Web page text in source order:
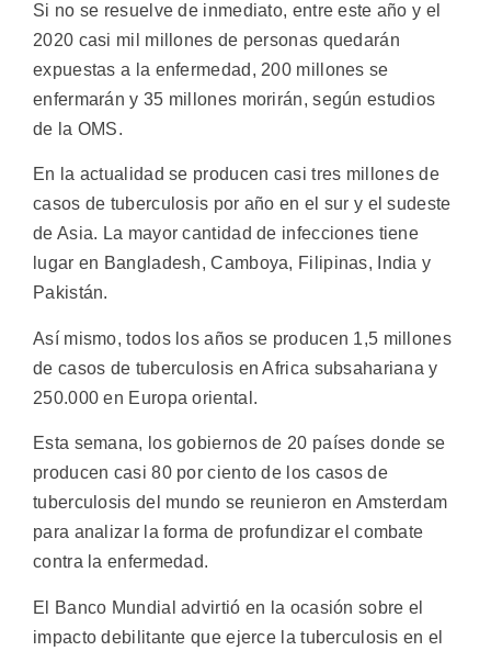
Si no se resuelve de inmediato, entre este año y el
2020 casi mil millones de personas quedarán
expuestas a la enfermedad, 200 millones se
enfermarán y 35 millones morirán, según estudios
de la OMS.
En la actualidad se producen casi tres millones de
casos de tuberculosis por año en el sur y el sudeste
de Asia. La mayor cantidad de infecciones tiene
lugar en Bangladesh, Camboya, Filipinas, India y
Pakistán.
Así mismo, todos los años se producen 1,5 millones
de casos de tuberculosis en Africa subsahariana y
250.000 en Europa oriental.
Esta semana, los gobiernos de 20 países donde se
producen casi 80 por ciento de los casos de
tuberculosis del mundo se reunieron en Amsterdam
para analizar la forma de profundizar el combate
contra la enfermedad.
El Banco Mundial advirtió en la ocasión sobre el
impacto debilitante que ejerce la tuberculosis en el